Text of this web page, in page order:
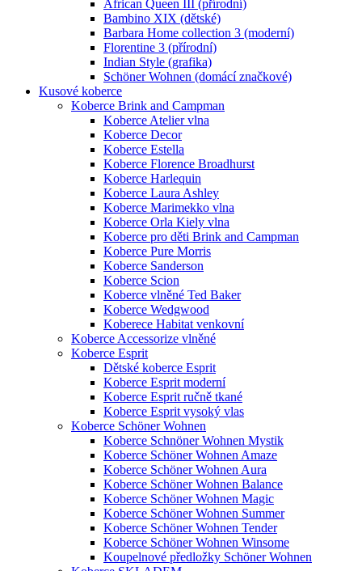
African Queen III (přírodní)
Bambino XIX (dětské)
Barbara Home collection 3 (moderní)
Florentine 3 (přírodní)
Indian Style (grafika)
Schöner Wohnen (domácí značkové)
Kusové koberce
Koberce Brink and Campman
Koberce Atelier vlna
Koberce Decor
Koberce Estella
Koberce Florence Broadhurst
Koberce Harlequin
Koberce Laura Ashley
Koberce Marimekko vlna
Koberce Orla Kiely vlna
Koberce pro děti Brink and Campman
Koberce Pure Morris
Koberce Sanderson
Koberce Scion
Koberce vlněné Ted Baker
Koberce Wedgwood
Koberece Habitat venkovní
Koberce Accessorize vlněné
Koberce Esprit
Dětské koberce Esprit
Koberce Esprit moderní
Koberce Esprit ručně tkané
Koberce Esprit vysoký vlas
Koberce Schöner Wohnen
Koberce Schnöner Wohnen Mystik
Koberce Schöner Wohnen Amaze
Koberce Schöner Wohnen Aura
Koberce Schöner Wohnen Balance
Koberce Schöner Wohnen Magic
Koberce Schöner Wohnen Summer
Koberce Schöner Wohnen Tender
Koberce Schöner Wohnen Winsome
Koupelnové předložky Schöner Wohnen